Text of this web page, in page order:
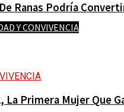
Y CONVIVENCIA
Ranas Podría
La Primera Mujer Que